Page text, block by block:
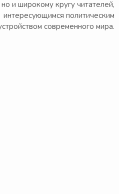
но и широкому кругу читателей,
интересующимся политическим
современного мира.